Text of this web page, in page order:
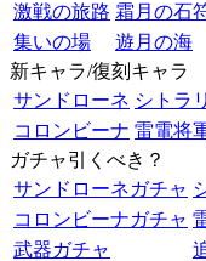
激戦の旅路 霜月の石
集いの場
遊月の海
新キャラ/復刻キャラ
サンドローネ シトラリ
コロンビーナ 雷電将
ガチャ引くべき？
サンドローネガチャ
コロンビーナガチャ
武器ガチャ